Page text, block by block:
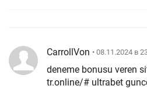
CarrollVon • 08.11.2024 в
deneme bonusu veren
tr.online/# ultrabet